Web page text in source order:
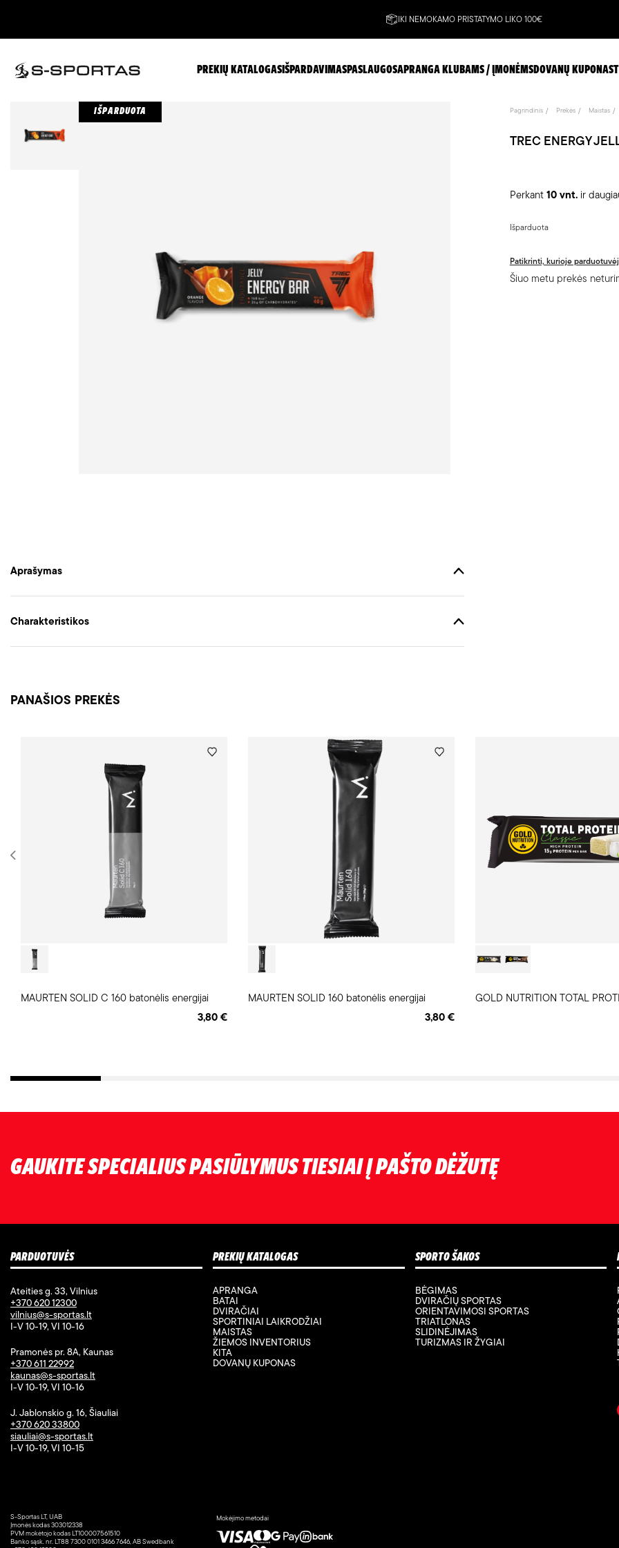
IKI NEMOKAMO PRISTATYMO LIKO 100€
PREKIŲ KATALOGASIŠPARDAVIMASPASLAUGOSAPRANGA KLUBAMS / ĮMONĖMSDOVANŲ KUPONAS
IŠPARDUOTA
Aprašymas
Charakteristikos
Pagrindinis Prekės Maistas
TREC ENERGY
Perkant 10 vnt.ir
Išparduota
Patikrinti, kurioje
Šiuo metu prekės
PANAŠIOS PREKĖS
MAURTEN SOLID C 160 batonėlis energijai
3,80 €
MAURTEN SOLID 160 batonėlis energijai
3,80 €
GOLD NUTRITION TOTAL
GAUKITE SPECIALIUS PASIŪLYMUS TIESIAI Į PAŠTO DĖŽUTĘ
PARDUOTUVĖS
Ateities g. 33, Vilnius
+370 620 12300
vilnius@s-sportas.lt
I-V 10-19, VI 10-16
Pramonės pr. 8A, Kaunas
+370 611 22992
kaunas@s-sportas.lt
I-V 10-19, VI 10-16
J. Jablonskio g. 16, Šiauliai
+370 620 33800
siauliai@s-sportas.lt
I-V 10-19, VI 10-15
PREKIŲ KATALOGAS
APRANGA
BATAI
DVIRAČIAI
SPORTINIAI LAIKRODŽIAI
MAISTAS
ŽIEMOS INVENTORIUS
KITA
DOVANŲ KUPONAS
SPORTO ŠAKOS
BĖGIMAS
DVIRAČIŲ SPORTAS
ORIENTAVIMOSI SPORTAS
TRIATLONAS
SLIDINĖJIMAS
TURIZMAS IR ŽYGIAI
S-Sportas LT, UAB
Įmonės kodas 303012338
PVM mokėtojo kodas LT100007561510
Banko sąsk. nr. LT88 7300 0101 3466 7646, AB Swedbank
Mokėjimo metodai